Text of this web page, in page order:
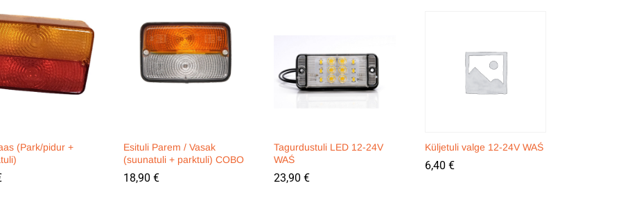
(Park/pidur +
Esituli Parem / Vasak
(suunatuli + parktuli) COBO
18,90 €
18,90 €
Tagurdustuli LED 12-24V
WAŚ
23,90 €
23,90 €
Küljetuli valge 12-24V WAŚ
6,40 €
6,40 €